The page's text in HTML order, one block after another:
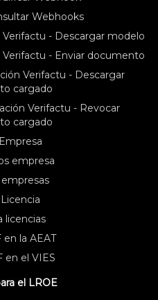
Webhooks
- Descargar modelo
- Enviar documento
Verifactu - Descargar
cargado
Verifactu - Revocar
cargado
empresa
licencias
en la AEAT
en el VIES
el LROE